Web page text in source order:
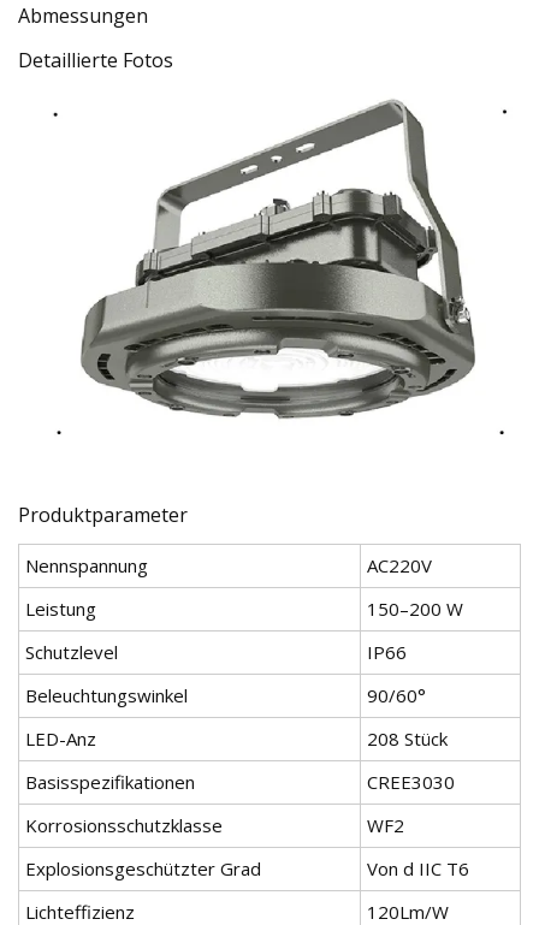
Abmessungen
Detaillierte Fotos
Produktparameter
Nennspannung
AC220V
Leistung
150–200 W
Schutzlevel
IP66
Beleuchtungswinkel
90/60°
LED-Anz
208 Stück
Basisspezifikationen
CREE3030
Korrosionsschutzklasse
WF2
Explosionsgeschützter Grad
Von d IIC T6
Lichteffizienz
120Lm/W